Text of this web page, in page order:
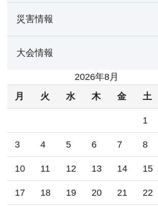
災害情報
大会情報
2026年8月
月
火 水 木 金 土
1
3 4 5 6 7 8
10 11 12 13 14 15
17 18 19 20 21 22